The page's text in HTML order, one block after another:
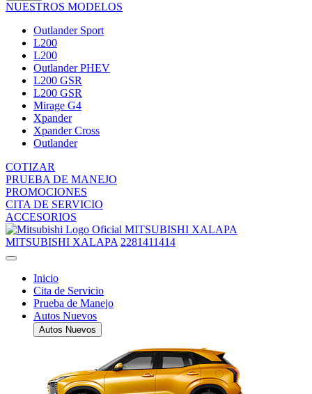
NUESTROS MODELOS
Outlander Sport
L200
L200
Outlander PHEV
L200 GSR
L200 GSR
Mirage G4
Xpander
Xpander Cross
Outlander
COTIZAR
PRUEBA DE MANEJO
PROMOCIONES
CITA DE SERVICIO
ACCESORIOS
MITSUBISHI XALAPA
MITSUBISHI XALAPA 2281411414
Inicio
Cita de Servicio
Prueba de Manejo
Autos Nuevos
Autos Nuevos